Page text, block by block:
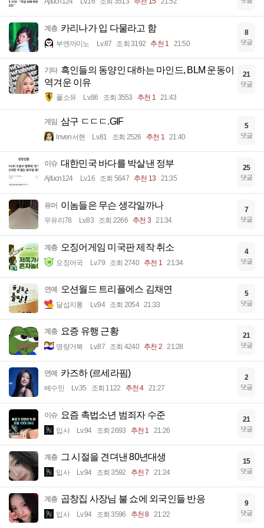
계층 카리나가 입 다물라고 함
부엔까미노 Lv.87 조회 3192 추천 1 21:50
8
댓글
기타 흑인들의 동양인 대하는 마인드, BLM 운동이
역겨운 이유
풀소유 Lv.86 조회 3553 추천 1 21:43
21
댓글
게임 삼구 ㄷㄷㄷ.GIF
Inven서현 Lv.81 조회 2526 추천 1 21:40
5
댓글
이슈 대한민국 바다를 박살낸 정부
Ajfucn124 Lv.16 조회 5647 추천 13 21:35
25
댓글
유머 이놈들은 무슨 생각일까나
우유리78 Lv.83 조회 2266 추천 3 21:34
7
댓글
계층 오징어게임 미국판 제작 취소
오징어국 Lv.79 조회 2740 추천 1 21:34
4
댓글
연예 오션월드 트리플에스 김채연
달섭지롱 Lv.94 조회 2054 21:33
5
댓글
계층 요증 유행 근황
명량거북 Lv.87 조회 4240 추천 2 21:28
21
댓글
연예 카즈하 (르세라핌)
배수민 Lv.35 조회 1122 추천 4 21:27
2
댓글
이슈 요즘 촉법소년 범죄자 수준
입사 Lv.94 조회 2693 추천 1 21:26
21
댓글
계층 그 시절을 견뎌낸 80년대생
입사 Lv.94 조회 3592 추천 7 21:24
15
댓글
계층 곱창집 사장님 불 쇼에 외국인들 반응
입사 Lv.94 조회 3596 추천 8 21:22
9
댓글